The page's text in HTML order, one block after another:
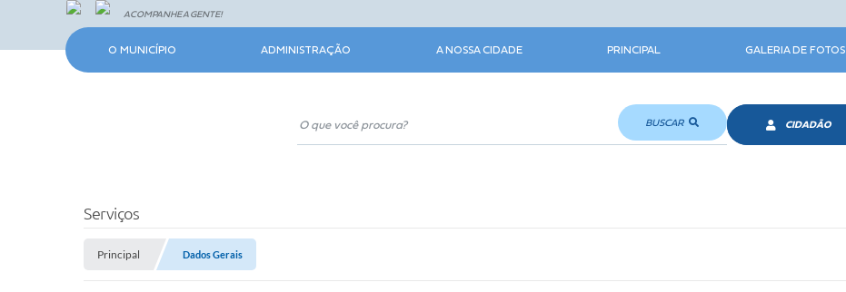
ACOMPANHE A GENTE!
O MUNICÍPIO ADMINISTRAÇÃO A NOSSA CIDADE PRINCIPAL GALERIA DE FOTOS
BUSCAR CIDADÃO
Serviços
Principal Dados Gerais